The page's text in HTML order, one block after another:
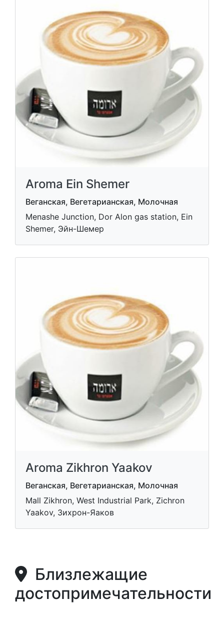
Aroma Ein Shemer
Веганская, Вегетарианская, Молочная
Menashe Junction, Dor Alon gas station, Ein
Shemer, Эйн-Шемер
Aroma Zikhron Yaakov
Веганская, Вегетарианская, Молочная
Mall Zikhron, West Industrial Park, Zichron
Yaakov, Зихрон-Яаков
Близлежащие
достопримечательности